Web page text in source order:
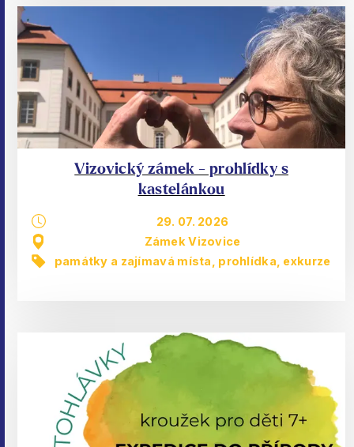
Vizovický zámek - prohlídky s
kastelánkou
29. 07. 2026
Zámek Vizovice
památky a zajímavá místa
prohlídka, exkurze